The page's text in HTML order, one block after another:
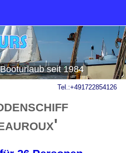
seit 1984
Tel.:+491722854126